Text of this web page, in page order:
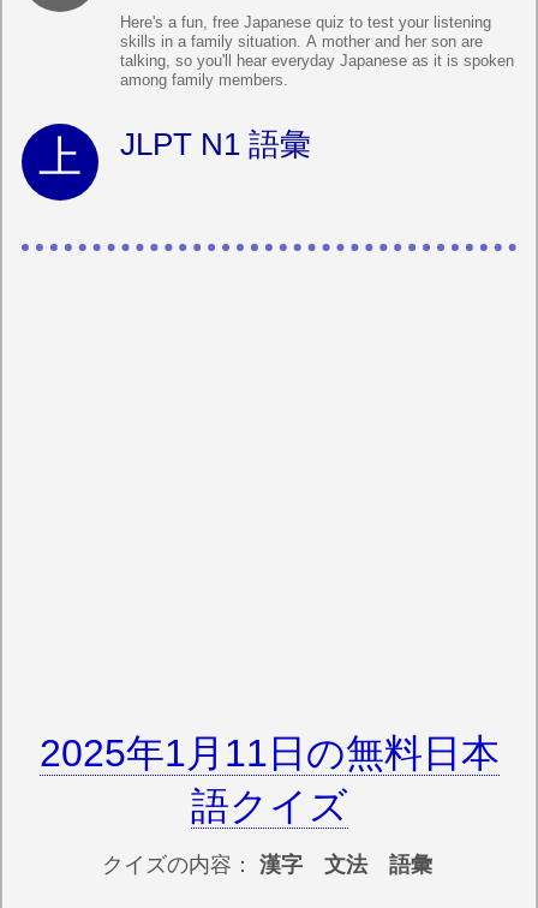
Here's a fun, free Japanese quiz to test your listening
skills in a family situation. A mother and her son are
talking, so you'll hear everyday Japanese as it is spoken
among family members.
JLPT N1 語彙
2025年1月11日の無料日本
語クイズ
クイズの内容： 漢字 文法 語彙